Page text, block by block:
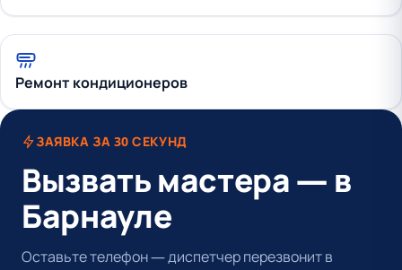
Ремонт кондиционеров
ЗАЯВКА ЗА 30 СЕКУНД
Вызвать мастера — в
Барнауле
Оставьте телефон — диспетчер перезвонит в